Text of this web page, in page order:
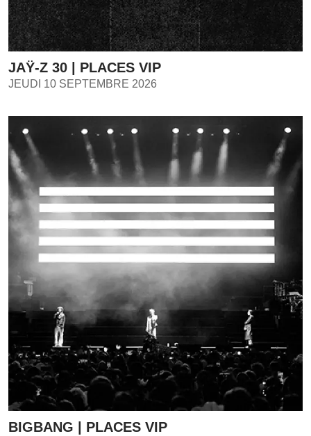
JAŸ-Z 30 | PLACES VIP
JEUDI 10 SEPTEMBRE 2026
BIGBANG | PLACES VIP